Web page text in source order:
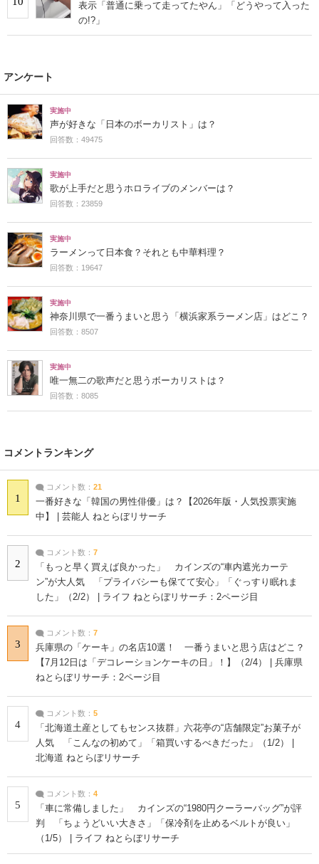
表示「普通に乗って走ってたやん」「どうやって入った
の!?」
アンケート
実施中
声が好きな「日本のボーカリスト」は？
回答数：49475
実施中
歌が上手だと思うホロライブのメンバーは？
回答数：23859
実施中
ラーメンって日本食？それとも中華料理？
回答数：19647
実施中
神奈川県で一番うまいと思う「横浜家系ラーメン店」はどこ？
回答数：8507
実施中
唯一無二の歌声だと思うボーカリストは？
回答数：8085
コメントランキング
1
コメント数： 21
一番好きな「韓国の男性俳優」は？【2026年版・人気投票実施
中】 | 芸能人 ねとらぼリサーチ
2
コメント数： 7
「もっと早く買えば良かった」 カインズの“車内遮光カーテ
ン”が大人気 「プライバシーも保てて安心」「ぐっすり眠れま
した」（2/2） | ライフ ねとらぼリサーチ：2ページ目
3
コメント数： 7
兵庫県の「ケーキ」の名店10選！ 一番うまいと思う店はどこ？
【7月12日は「デコレーションケーキの日」！】（2/4） | 兵庫県
ねとらぼリサーチ：2ページ目
4
コメント数： 5
「北海道土産としてもセンス抜群」六花亭の“店舗限定”お菓子が
人気 「こんなの初めて」「箱買いするべきだった」（1/2） |
北海道 ねとらぼリサーチ
5
コメント数： 4
「車に常備しました」 カインズの“1980円クーラーバッグ”が評
判 「ちょうどいい大きさ」「保冷剤を止めるベルトが良い」
（1/5） | ライフ ねとらぼリサーチ